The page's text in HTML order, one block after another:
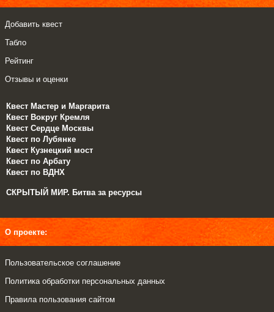
Добавить квест
Табло
Рейтинг
Отзывы и оценки
Квест Мастер и Маргарита
Квест Вокруг Кремля
Квест Сердце Москвы
Квест по Лубянке
Квест Кузнецкий мост
Квест по Арбату
Квест по ВДНХ
СКРЫТЫЙ МИР. Битва за ресурсы
О проекте:
Пользовательское соглашение
Политика обработки персональных данных
Правила пользования сайтом